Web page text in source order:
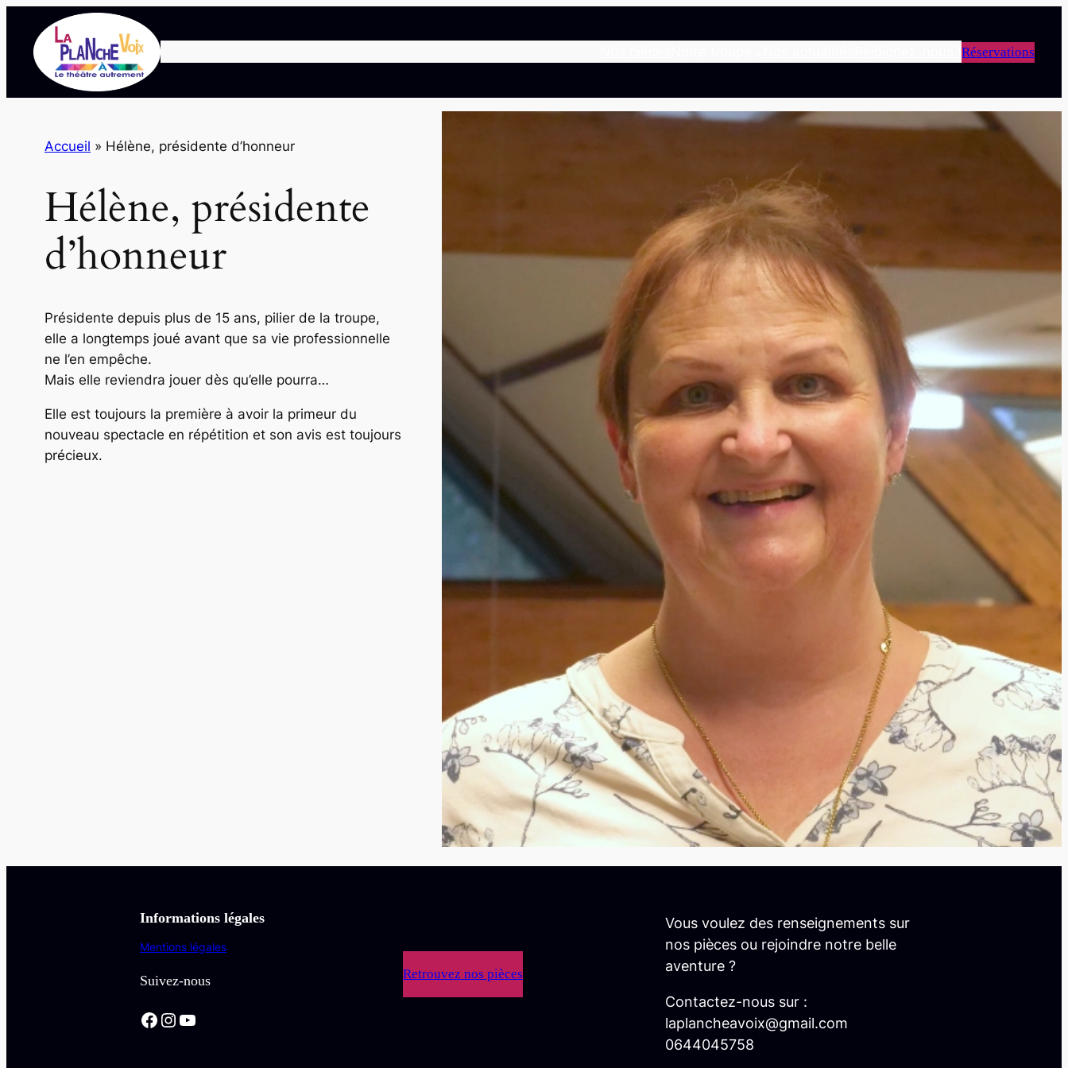
Rejoignez-nous !Réservations
Accueil » Hélène, présidente d’honneur
Hélène, présidente
d’honneur
Présidente depuis plus de 15 ans, pilier de la troupe,
elle a longtemps joué avant que sa vie professionnelle
ne l’en empêche.
Mais elle reviendra jouer dès qu’elle pourra…
Elle est toujours la première à avoir la primeur du
nouveau spectacle en répétition et son avis est toujours
précieux.
Informations légales
Mentions légales
Suivez-nous
Facebook Instagram YouTube
Retrouvez nos pièces
Vous voulez des renseignements sur
nos pièces ou rejoindre notre belle
aventure ?
Contactez-nous sur :
laplancheavoix@gmail.com
0644045758